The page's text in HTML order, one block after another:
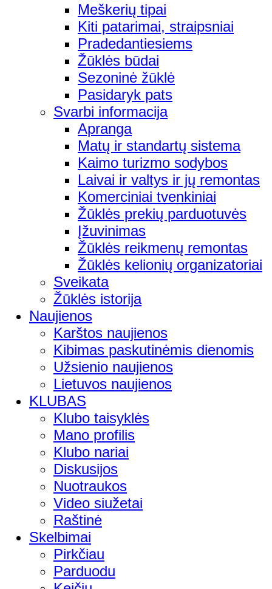
Meškerių tipai
Kiti patarimai, straipsniai
Pradedantiesiems
Žūklės būdai
Sezoninė žūklė
Pasidaryk pats
Svarbi informacija
Apranga
Matų ir standartų sistema
Kaimo turizmo sodybos
Laivai ir valtys ir jų remontas
Komerciniai tvenkiniai
Žūklės prekių parduotuvės
Įžuvinimas
Žūklės reikmenų remontas
Žūklės kelionių organizatoriai
Sveikata
Žūklės istorija
Naujienos
Karštos naujienos
Kibimas paskutinėmis dienomis
Užsienio naujienos
Lietuvos naujienos
KLUBAS
Klubo taisyklės
Mano profilis
Klubo nariai
Diskusijos
Nuotraukos
Video siužetai
Raštinė
Skelbimai
Pirkčiau
Parduodu